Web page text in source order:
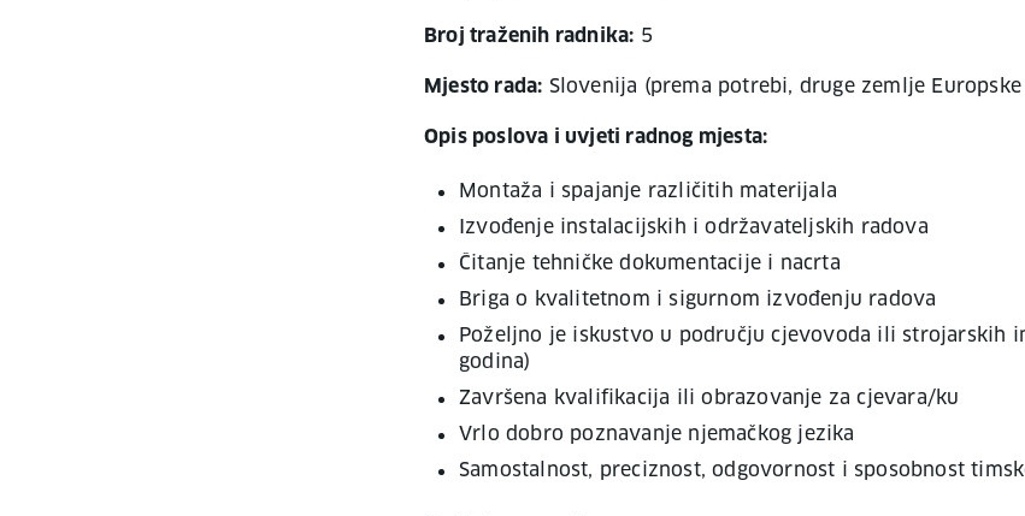
Broj traženih radnika: 5
Mjesto rada: Slovenija (prema potrebi, druge zemlje
Opis poslova i uvjeti radnog mjesta:
Montaža i spajanje različitih materijala
Izvođenje instalacijskih i održavateljskih radova
Čitanje tehničke dokumentacije i nacrta
Briga o kvalitetnom i sigurnom izvođenju radova
Poželjno je iskustvo u području cjevovoda ili strojarskih
godina)
Završena kvalifikacija ili obrazovanje za cjevara/ku
Vrlo dobro poznavanje njemačkog jezika
Samostalnost, preciznost, odgovornost i sposobnost